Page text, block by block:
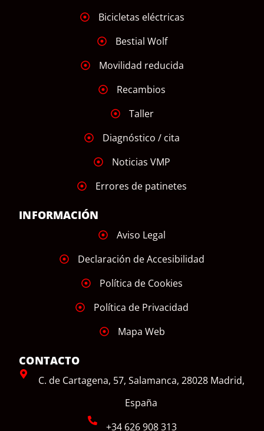
Bicicletas eléctricas
Bestial Wolf
Movilidad reducida
Recambios
Taller
Diagnóstico / cita
Noticias VMP
Errores de patinetes
INFORMACIÓN
Aviso Legal
Declaración de Accesibilidad
Política de Cookies
Política de Privacidad
Mapa Web
CONTACTO
C. de Cartagena, 57, Salamanca, 28028 Madrid,
España
+34 626 908 313